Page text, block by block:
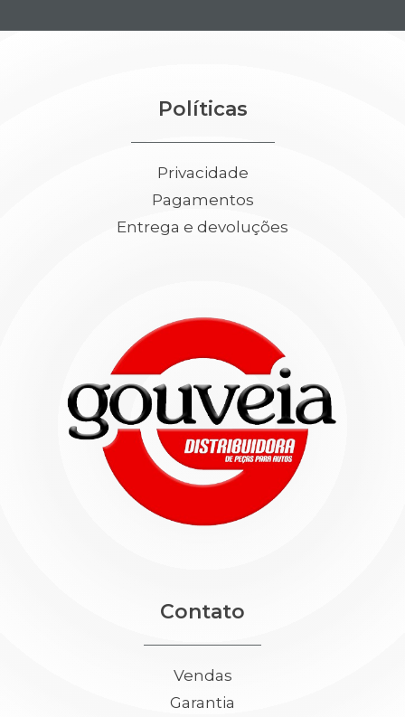
Políticas
Privacidade
Pagamentos
Entrega e devoluções
Contato
Vendas
Garantia